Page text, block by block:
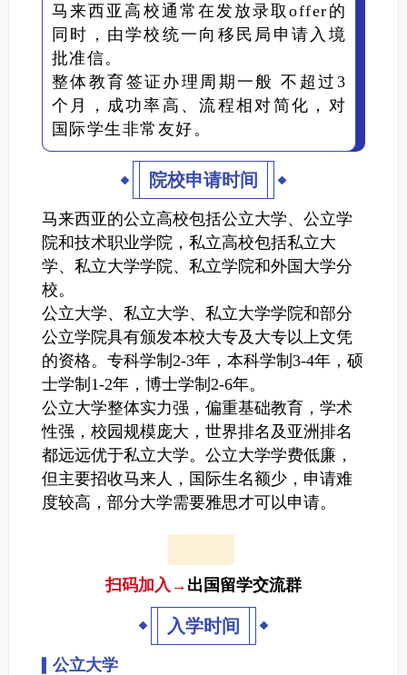
马来西亚高校通常在发放录取offer的
同时，由学校统一向移民局申请入境
批准信。
整体教育签证办理周期一般 不超过3
个月，成功率高、流程相对简化，对
国际学生非常友好。
院校申请时间
马来西亚的公立高校包括公立大学、公立学
院和技术职业学院，私立高校包括私立大
学、私立大学学院、私立学院和外国大学分
校。
公立大学、私立大学、私立大学学院和部分
公立学院具有颁发本校大专及大专以上文凭
的资格。专科学制2-3年，本科学制3-4年，硕
士学制1-2年，博士学制2-6年。
公立大学整体实力强，偏重基础教育，学术
性强，校园规模庞大，世界排名及亚洲排名
都远远优于私立大学。公立大学学费低廉，
但主要招收马来人，国际生名额少，申请难
度较高，部分大学需要雅思才可以申请。
扫码加入 → 出国留学交流群
入学时间
公立大学